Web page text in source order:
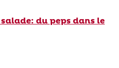
salade: du peps dans le